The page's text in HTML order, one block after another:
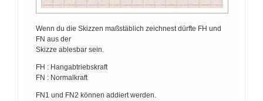
Wenn du die Skizzen maßstäblich zeichnest dürfte FH und
FN aus der
Skizze ablesbar sein.
FH : Hangabtriebskraft
FN : Normalkraft
FN1 und FN2 können addiert werden.